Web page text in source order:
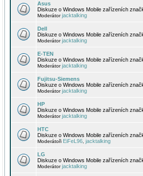
Asus
Diskuze o Windows Mobile zařízeních
Moderátorjacktalking
Dell
Diskuze o Windows Mobile zařízeních
Moderátorjacktalking
E-TEN
Diskuze o Windows Mobile zařízeních
Moderátorjacktalking
Fujitsu-Siemens
Diskuze o Windows Mobile zařízeních
Moderátorjacktalking
HP
Diskuze o Windows Mobile zařízeních
Moderátorjacktalking
HTC
Diskuze o Windows Mobile zařízeních
Moderátoři EiFeL96 jacktalking
LG
Diskuze o Windows Mobile zařízeních
Moderátorjacktalking